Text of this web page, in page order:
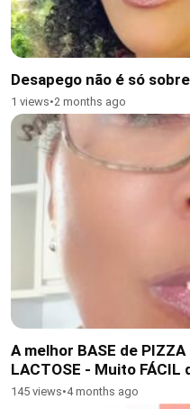
Desapego não é só
1 views•2 months ago
A melhor BASE de
LACTOSE - Muito FÁCIL
145 views•4 months ago